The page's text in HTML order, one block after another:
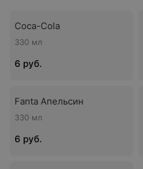
Coca-Cola
330 мл
6 руб.
Fanta Апельсин
330 мл
6 руб.